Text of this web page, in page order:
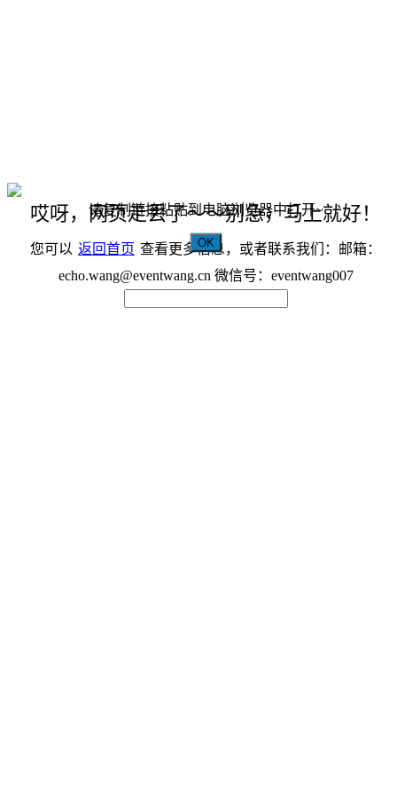
哎呀，网页走丢了～～别急，马上就好！
您可以 返回首页 查看更多信息，或者联系我们：邮箱：
echo.wang@eventwang.cn 微信号：eventwang007
请复制链接粘贴到电脑浏览器中打开~
OK